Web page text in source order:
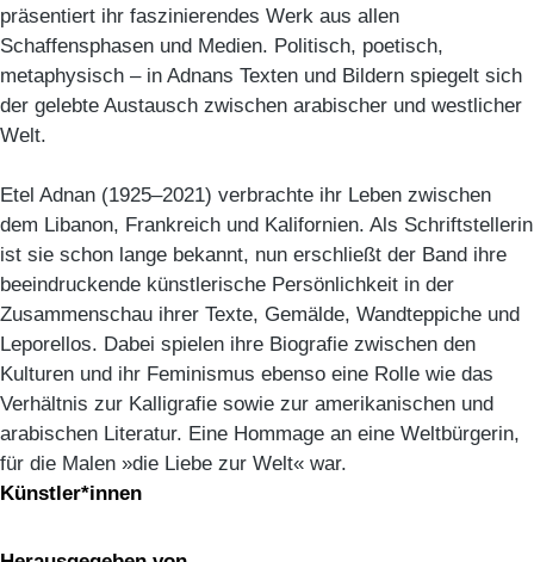
präsentiert ihr faszinierendes Werk aus allen
Schaffensphasen und Medien. Politisch, poetisch,
metaphysisch – in Adnans Texten und Bildern spiegelt sich
der gelebte Austausch zwischen arabischer und westlicher
Welt.
Etel Adnan (1925–2021) verbrachte ihr Leben zwischen
dem Libanon, Frankreich und Kalifornien. Als Schriftstellerin
ist sie schon lange bekannt, nun erschließt der Band ihre
beeindruckende künstlerische Persönlichkeit in der
Zusammenschau ihrer Texte, Gemälde, Wandteppiche und
Leporellos. Dabei spielen ihre Biografie zwischen den
Kulturen und ihr Feminismus ebenso eine Rolle wie das
Verhältnis zur Kalligrafie sowie zur amerikanischen und
arabischen Literatur. Eine Hommage an eine Weltbürgerin,
für die Malen »die Liebe zur Welt« war.
Künstler*innen